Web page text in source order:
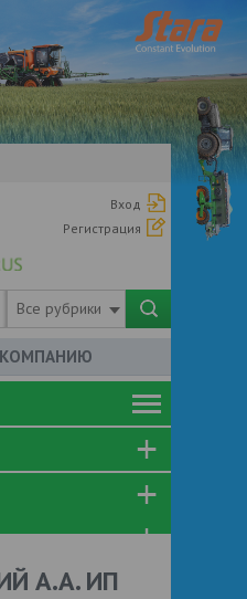
Вход
Регистрация
Все рубрики
А.А. ИП